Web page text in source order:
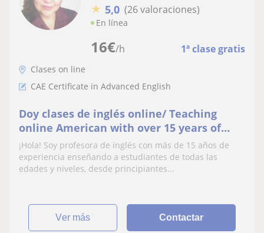
16€/h 1ª clase gratis
★ 5,0 (26 valoraciones)
En línea
Clases on line
CAE Certificate in Advanced English
Doy clases de inglés online/ Teaching
online American with over 15 years of
experience B2/C1/C2/IELTS/Aptis/Business
¡Hola! Soy profesora de inglés con más de 15 años de
experiencia enseñando a estudiantes de todas las
edades y niveles, desde principiantes...
ver más Contactar